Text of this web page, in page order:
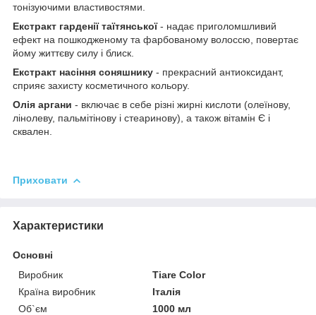
тонізуючими властивостями.
Екстракт гарденії таїтянської- надає приголомшливий
ефект на пошкодженому та фарбованому волоссю, повертає
йому життєву силу і блиск.
Екстракт насіння соняшнику - прекрасний антиоксидант,
сприяє захисту косметичного кольору.
Олія аргани - включає в себе різні жирні кислоти (олеїнову,
лінолеву, пальмітінову і стеаринову), а також вітамін Є і
сквален.
Приховати
Характеристики
Основні
Виробник
Tiare Color
Країна виробник
Італія
Об`єм
1000 мл